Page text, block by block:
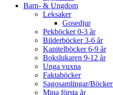
Barn- & Ungdom
Leksaker
Gosedjur
Pekböcker 0-3 år
Bilderböcker 3-6 år
Kapitelböcker 6-9 år
Bokslukaren 9-12 år
Unga vuxna
Faktaböcker
Sagosamlingar/
Mina första år